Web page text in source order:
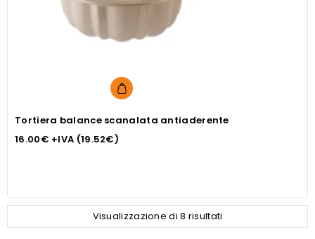
Tortiera balance scanalata antiaderente
16.00€ +IVA (19.52€)
Visualizzazione di 8 risultati